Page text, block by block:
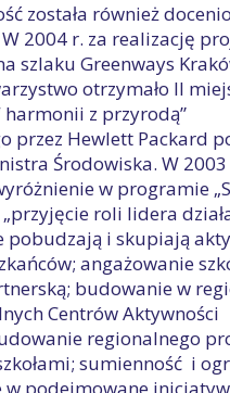
została również
2004 r. za realizację
szlaku Greenways
otrzymało II
harmonii z przyrodą”
przez Hewlett Packard
Środowiska. W 2003
w programie
roli lidera
pobudzają i skupiają
angażowanie
budowanie w
Centrów Aktywności
regionalnego
sumienność i